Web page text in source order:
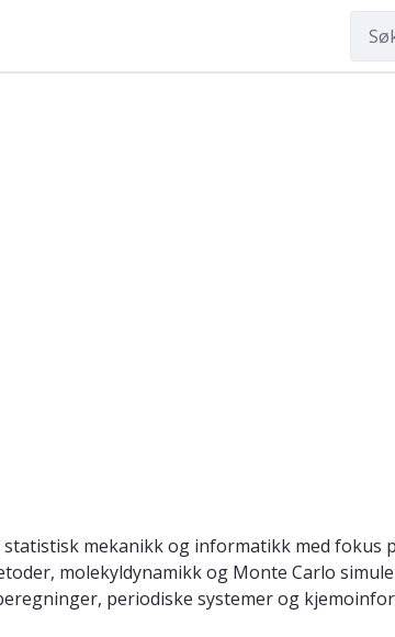
mekanikk og informatikk med fokus
molekyldynamikk og Monte Carlo
periodiske systemer og